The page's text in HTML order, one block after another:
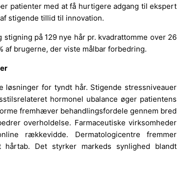
patienter med at få hurtigere adgang til ekspert
stigende tillid til innovation.
stigning på 129 nye hår pr. kvadrattomme over 26
af brugerne, der viste målbar forbedring.
for tyndt hår. Stigende stressniveauer
hormonel ubalance øger patientens
fremhæver behandlingsfordele gennem bred
overholdelse. Farmaceutiske virksomheder
rækkevidde. Dermatologicentre fremmer
hårtab. Det styrker markeds synlighed blandt